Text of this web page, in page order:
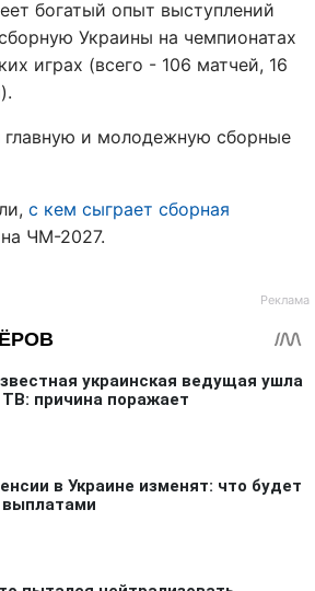
богатый опыт выступлений
Украины на чемпионатах
играх (всего - 106 матчей, 16
главную и молодежную сборные
с кем сыграет сборная
на ЧМ-2027.